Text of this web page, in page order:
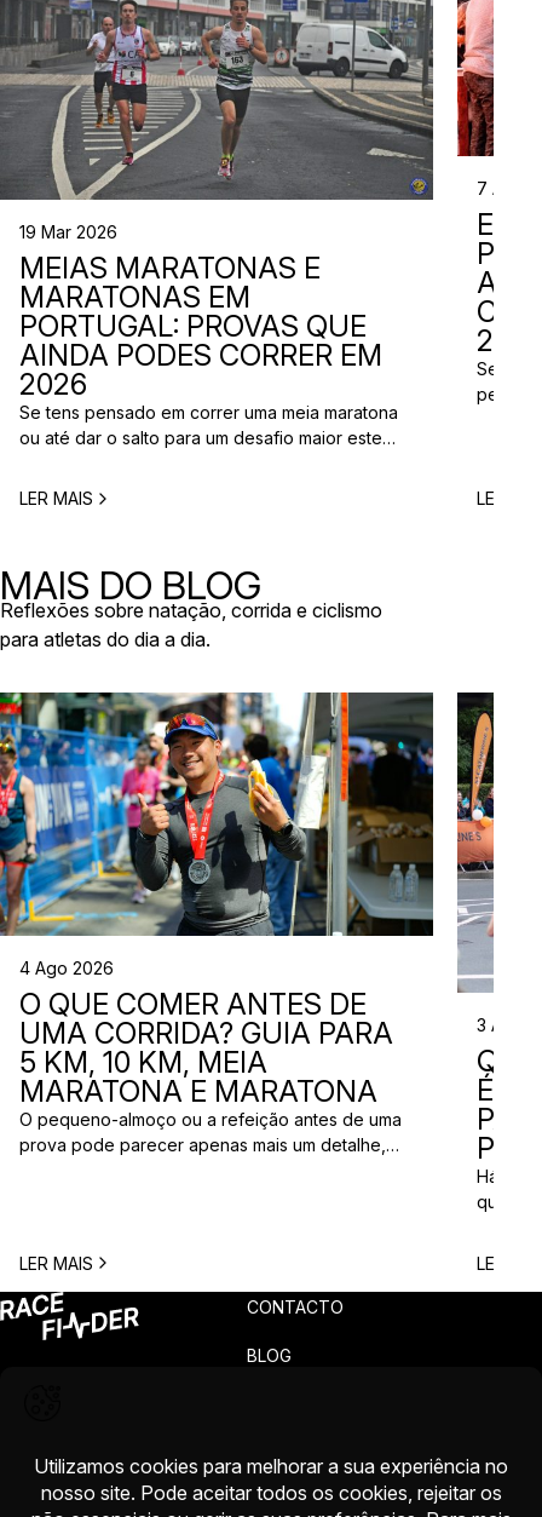
19 Mar 2026
MEIAS MARATONAS E
MARATONAS EM
PORTUGAL: PROVAS QUE
AINDA PODES CORRER EM
2026
Se tens pensado em correr uma meia maratona
ou até dar o salto para um desafio maior este
planear. Entre a primavera e o verão, o
LER MAIS
7 Abr
Se
perto
LER
MAIS DO BLOG
Reflexões sobre natação, corrida e ciclismo
para atletas do dia a dia.
4 Ago 2026
O QUE COMER ANTES DE
UMA CORRIDA? GUIA PARA
5 KM, 10 KM, MEIA
MARATONA E MARATONA
O pequeno-almoço ou a refeição antes de uma
prova pode parecer apenas mais um detalhe,
corredores: o que comer antes de uma corrida?
A […]
LER MAIS
3 Ago
ÉS?
Há
quem
para
LER
CONTACTO
BLOG
RECLAMAÇÕES